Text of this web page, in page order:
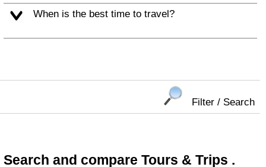
When is the best time to travel?
Filter / Search
Search and compare Tours & Trips .